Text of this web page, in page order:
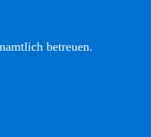
betreuen.